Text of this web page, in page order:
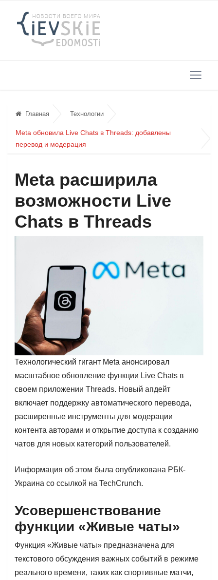
Главная Технологии
Meta обновила Live Chats в Threads: добавлены
перевод и модерация
Meta расширила
возможности Live
Chats в Threads
Технологический гигант Meta анонсировал
масштабное обновление функции Live Chats в
своем приложении Threads. Новый апдейт
включает поддержку автоматического перевода,
расширенные инструменты для модерации
контента авторами и открытие доступа к созданию
чатов для новых категорий пользователей.
Информация об этом была опубликована РБК-
Украина со ссылкой на TechCrunch.
Усовершенствование
функции «Живые чаты»
Функция «Живые чаты» предназначена для
текстового обсуждения важных событий в режиме
реального времени, таких как спортивные матчи,